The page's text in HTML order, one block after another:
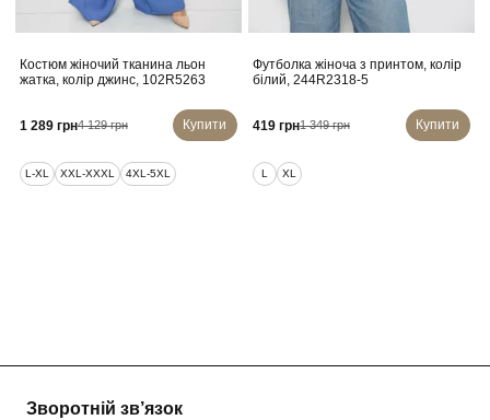
Костюм жіночий тканина льон
жатка, колір джинс, 102R5263
1 289 грн4 129 грн Купити
L-XL XXL-XXXL 4XL-5XL
Футболка жіноча з принтом, колір
білий, 244R2318-5
419 грн1 349 грн Купити
L XL
Зворотній зв’язок